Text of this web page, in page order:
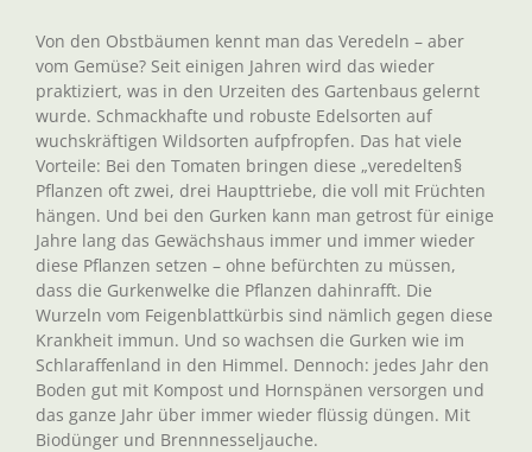
Von den Obstbäumen kennt man das Veredeln – aber
vom Gemüse? Seit einigen Jahren wird das wieder
praktiziert, was in den Urzeiten des Gartenbaus gelernt
wurde. Schmackhafte und robuste Edelsorten auf
wuchskräftigen Wildsorten aufpfropfen. Das hat viele
Vorteile: Bei den Tomaten bringen diese „veredelten§
Pflanzen oft zwei, drei Haupttriebe, die voll mit Früchten
hängen. Und bei den Gurken kann man getrost für einige
Jahre lang das Gewächshaus immer und immer wieder
diese Pflanzen setzen – ohne befürchten zu müssen,
dass die Gurkenwelke die Pflanzen dahinrafft. Die
Wurzeln vom Feigenblattkürbis sind nämlich gegen diese
Krankheit immun. Und so wachsen die Gurken wie im
Schlaraffenland in den Himmel. Dennoch: jedes Jahr den
Boden gut mit Kompost und Hornspänen versorgen und
das ganze Jahr über immer wieder flüssig düngen. Mit
Biodünger und Brennnesseljauche.